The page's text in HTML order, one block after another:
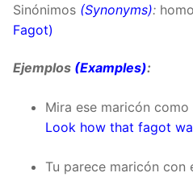
Sinónimos (Synonyms):
Fagot)
Ejemplos (Examples):
Mira ese maricón como
Look how that fagot
Tu parece maricón con